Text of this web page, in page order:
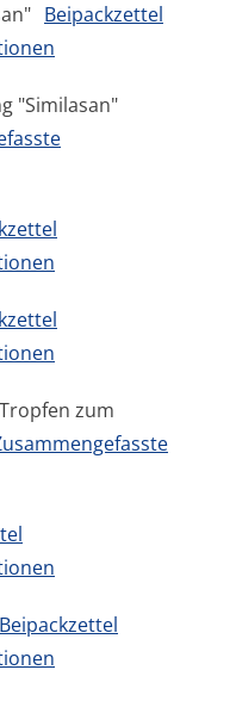
Beipackzettel
"Similasan"
zum
Beipackzettel